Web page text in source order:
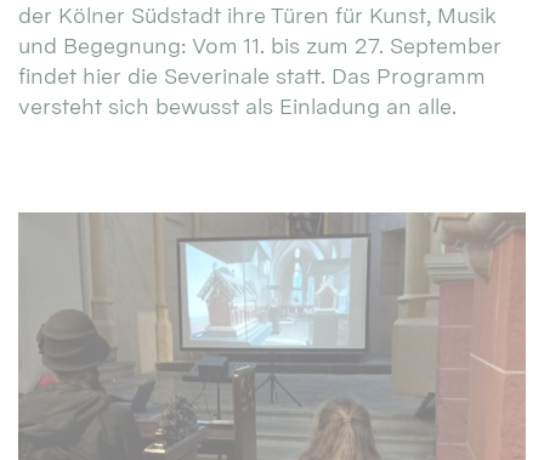
der Kölner Südstadt ihre Türen für Kunst, Musik
und Begegnung: Vom 11. bis zum 27. September
findet hier die Severinale statt. Das Programm
versteht sich bewusst als Einladung an alle.